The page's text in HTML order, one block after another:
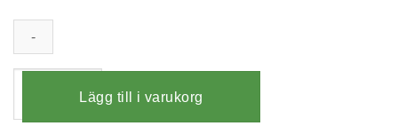
mängd
Lägg till i varukorg